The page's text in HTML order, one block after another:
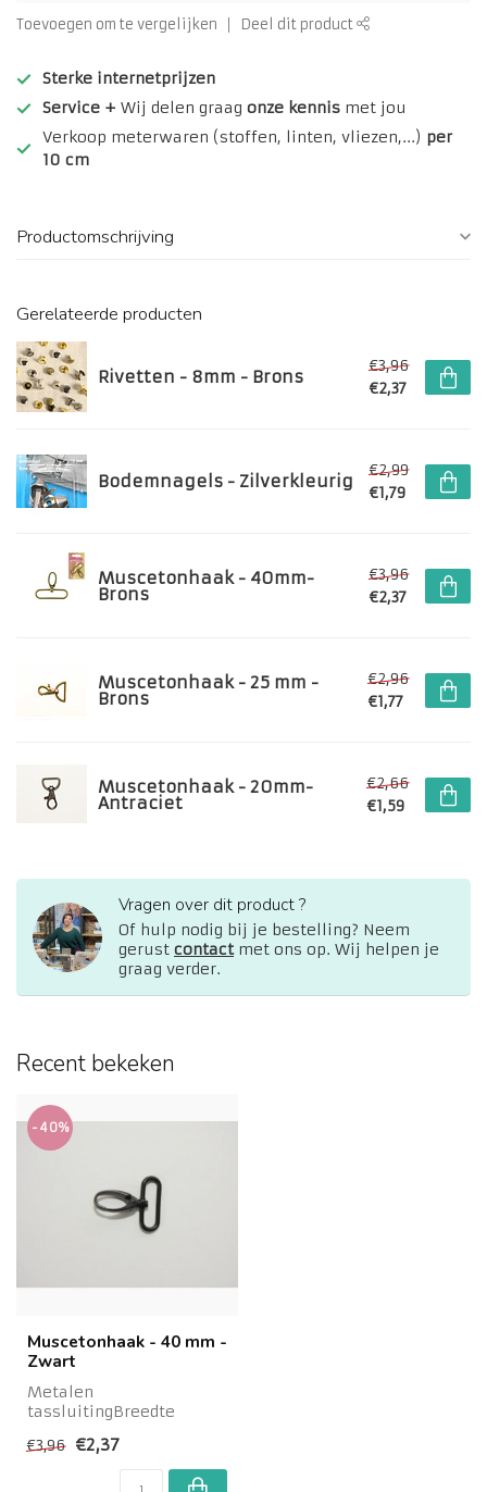
Toevoegen om te vergelijken Deel dit product
Sterke internetprijzen
Service + Wij delen graag onze kennis met jou
Verkoop meterwaren (stoffen, linten, vliezen,...) per
10 cm
Productomschrijving
Gerelateerde producten
Rivetten - 8mm - Brons
€3,96
€2,37
Bodemnagels - Zilverkleurig
€2,99
€1,79
Muscetonhaak - 40mm-
Brons
€3,96
€2,37
Muscetonhaak - 25 mm -
Brons
€2,96
€1,77
Muscetonhaak - 20mm-
Antraciet
€2,66
€1,59
Vragen over dit product ?
Of hulp nodig bij je bestelling? Neem
gerust contactmet ons op. Wij helpen je
graag verder.
Recent bekeken
-40%
Muscetonhaak - 40 mm -
Zwart
Metalen
tassluitingBreedte
mmKleur: ZwartMetaal
€3,96 €2,37